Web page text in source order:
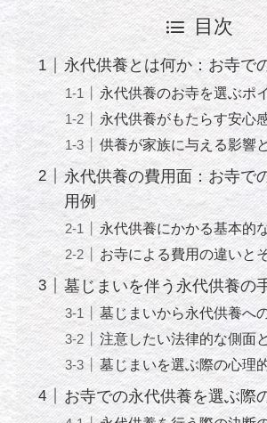
目次
永代供養とは何か：お寺で
永代供養のお寺を選ぶポ
永代供養がもたらす安心
供養が家族に与える影響
永代供養の費用面：お寺で
用例
永代供養にかかる基本的
お寺による費用の違いと
墓じまいを伴う永代供養の
墓じまいから永代供養へ
注意したい法律的な側面
墓じまいを選ぶ際の心理
お寺での永代供養を選ぶ際